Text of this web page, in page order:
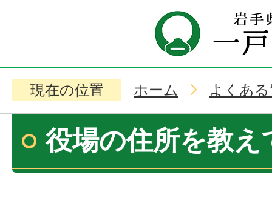
現在の位置 ホーム よくあ
役場の住所を教え